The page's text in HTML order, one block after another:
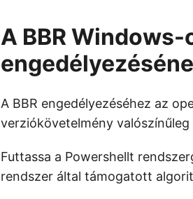
A BBR
A BBR engedélyezéséhez az
verziókövetelmény
Futtassa a Powershellt
rendszer által támogatott